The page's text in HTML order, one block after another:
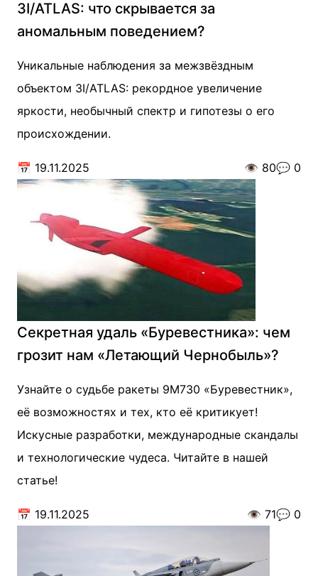
3I/ATLAS: что скрывается за
аномальным поведением?
Уникальные наблюдения за межзвёздным
объектом 3I/ATLAS: рекордное увеличение
яркости, необычный спектр и гипотезы о его
происхождении.
📅 19.11.2025 👁️ 80💬 0
Секретная удаль «Буревестника»: чем
грозит нам «Летающий Чернобыль»?
Узнайте о судьбе ракеты 9М730 «Буревестник»,
её возможностях и тех, кто её критикует!
Искусные разработки, международные скандалы
и технологические чудеса. Читайте в нашей
статье!
📅 19.11.2025 👁️ 71💬 0